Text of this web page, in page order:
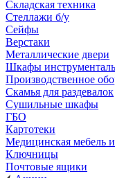
Складская техника
Стеллажи б/у
Сейфы
Верстаки
Металлические двери
Шкафы
Производственное
Скамья для раздевалок
Сушильные шкафы
ГБО
Картотеки
Медицинская мебель
Ключницы
Почтовые ящики